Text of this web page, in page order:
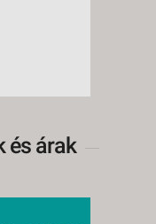
és árak